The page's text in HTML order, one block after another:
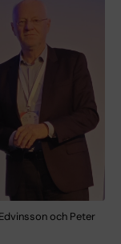
och Peter